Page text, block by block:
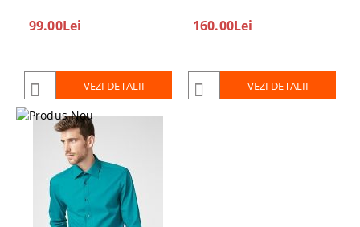
99.00Lei
VEZI DETALII
160.00Lei
VEZI DETALII